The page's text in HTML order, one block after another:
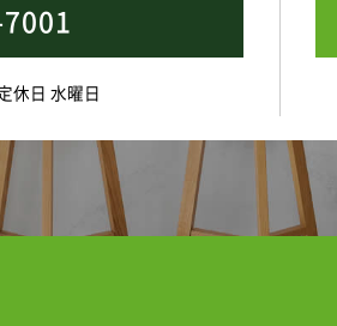
学校まで徒歩約22分、西合志南中学
で徒歩約4分、セブン-イレブン 熊本新
車で約4分、その他、多くの商業施設
の情報を記載するよう心がけており
に成約、商談が入ってしまっている場
休日 水曜日